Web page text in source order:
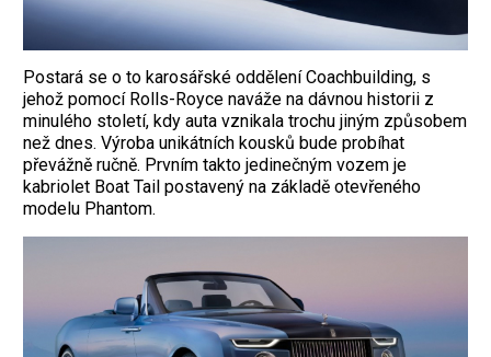
Postará se o to karosářské oddělení Coachbuilding, s
jehož pomocí Rolls-Royce naváže na dávnou historii z
minulého století, kdy auta vznikala trochu jiným způsobem
než dnes. Výroba unikátních kousků bude probíhat
převážně ručně. Prvním takto jedinečným vozem je
kabriolet Boat Tail postavený na základě otevřeného
modelu Phantom.